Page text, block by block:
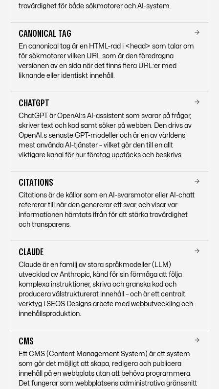
trovärdighet för både sökmotorer och AI-system.
CANONICAL TAG
En canonical tag är en HTML-rad i <head> som talar om
för sökmotorer vilken URL som är den föredragna
versionen av en sida när det finns flera URL:er med
liknande eller identiskt innehåll.
CHATGPT
ChatGPT är OpenAI:s AI-assistent som svarar på frågor,
skriver text och kod samt söker på webben. Den drivs av
OpenAI:s senaste GPT-modeller och är en av världens
mest använda AI-tjänster – vilket gör den till en allt
viktigare kanal för hur företag upptäcks och beskrivs.
CITATIONS
Citations är de källor som en AI-svarsmotor eller AI-chatt
refererar till när den genererar ett svar, och visar var
informationen hämtats ifrån för att stärka trovärdighet
och transparens.
CLAUDE
Claude är en familj av stora språkmodeller (LLM)
utvecklad av Anthropic, känd för sin förmåga att följa
komplexa instruktioner, skriva och granska kod och
producera välstrukturerat innehåll – och är ett centralt
verktyg i SEOS Designs arbete med webbutveckling och
innehållsproduktion.
CMS
Ett CMS (Content Management System) är ett system
som gör det möjligt att skapa, redigera och publicera
innehåll på en webbplats utan att behöva programmera.
Det fungerar som webbplatsens administrativa gränssnitt